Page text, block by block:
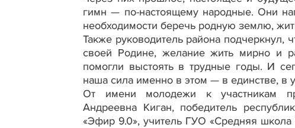
гимн — по-настоящему народные. Они
необходимости беречь родную землю,
Также руководитель района подчеркнул,
своей Родине, желание жить мирно и
помогли выстоять в трудные годы. И
наша сила именно в этом — в единстве, в
От имени молодежи к участникам
Андреевна Киган, победитель
«Эфир 9.0», учитель ГУО «Средняя